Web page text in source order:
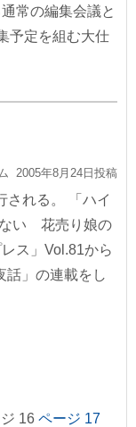
常の編集会議と
予定を組む大仕
2005年8月24日投稿
される。 「ハイ
い 花売り娘の
ス」Vol.81から
話」の連載をし
16 ページ 17